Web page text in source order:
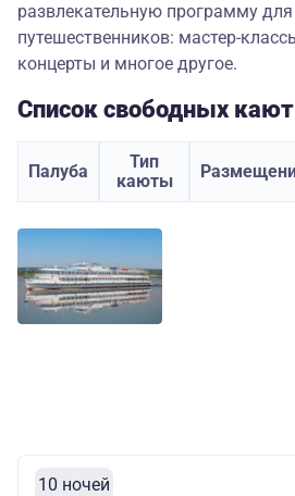
развлекательную программу
путешественников: мастер-
концерты и многое другое.
Список свободных кают
Палуба
Тип
каюты
10 ночей